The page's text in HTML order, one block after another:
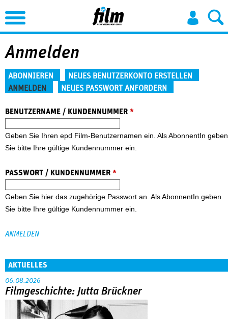
Jump to Navigation
Anmelden
Haupt-Reiter
ABONNIEREN
NEUES BENUTZERKONTO ERSTELLEN
ANMELDEN
NEUES PASSWORT ANFORDERN
BENUTZERNAME / KUNDENNUMMER *
Geben Sie Ihren epd Film-Benutzernamen ein. Als AbonnentIn geben
Sie bitte Ihre gültige Kundennummer ein.
PASSWORT / KUNDENNUMMER *
Geben Sie hier das zugehörige Passwort an. Als AbonnentIn geben
Sie bitte Ihre gültige Kundennummer ein.
AKTUELLES
06.08.2026
Filmgeschichte: Jutta Brückner